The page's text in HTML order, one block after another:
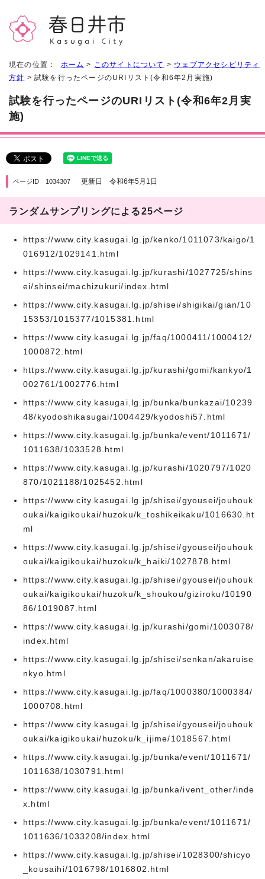
現在の位置： ホーム > このサイトについて > ウェブアクセシビリティ
方針 > 試験を行ったページのURIリスト(令和6年2月実施)
試験を行ったページのURIリスト(令和6年2月実
施)
ページID 1034307 更新日 令和6年5月1日
ランダムサンプリングによる25ページ
https://www.city.kasugai.lg.jp/kenko/1011073/kaigo/1
016912/1029141.html
https://www.city.kasugai.lg.jp/kurashi/1027725/shins
ei/shinsei/machizukuri/index.html
https://www.city.kasugai.lg.jp/shisei/shigikai/gian/10
15353/1015377/1015381.html
https://www.city.kasugai.lg.jp/faq/1000411/1000412/
1000872.html
https://www.city.kasugai.lg.jp/kurashi/gomi/kankyo/1
002761/1002776.html
https://www.city.kasugai.lg.jp/bunka/bunkazai/10239
48/kyodoshikasugai/1004429/kyodoshi57.html
https://www.city.kasugai.lg.jp/bunka/event/1011671/
1011638/1033528.html
https://www.city.kasugai.lg.jp/kurashi/1020797/1020
870/1021188/1025452.html
https://www.city.kasugai.lg.jp/shisei/gyousei/jouhouk
oukai/kaigikoukai/huzoku/k_toshikeikaku/1016630.ht
ml
https://www.city.kasugai.lg.jp/shisei/gyousei/jouhouk
oukai/kaigikoukai/huzoku/k_haiki/1027878.html
https://www.city.kasugai.lg.jp/shisei/gyousei/jouhouk
oukai/kaigikoukai/huzoku/k_shoukou/giziroku/10190
86/1019087.html
https://www.city.kasugai.lg.jp/kurashi/gomi/1003078/
index.html
https://www.city.kasugai.lg.jp/shisei/senkan/akaruise
nkyo.html
https://www.city.kasugai.lg.jp/faq/1000380/1000384/
1000708.html
https://www.city.kasugai.lg.jp/shisei/gyousei/jouhouk
oukai/kaigikoukai/huzoku/k_ijime/1018567.html
https://www.city.kasugai.lg.jp/bunka/event/1011671/
1011638/1030791.html
https://www.city.kasugai.lg.jp/bunka/ivent_other/inde
x.html
https://www.city.kasugai.lg.jp/bunka/event/1011671/
1011636/1033208/index.html
https://www.city.kasugai.lg.jp/shisei/1028300/shicyo
_kousaihi/1016798/1016802.html